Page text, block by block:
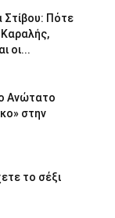
Πότε
Καραλής,
οι...
Ανώτατο
στην
το σέξι